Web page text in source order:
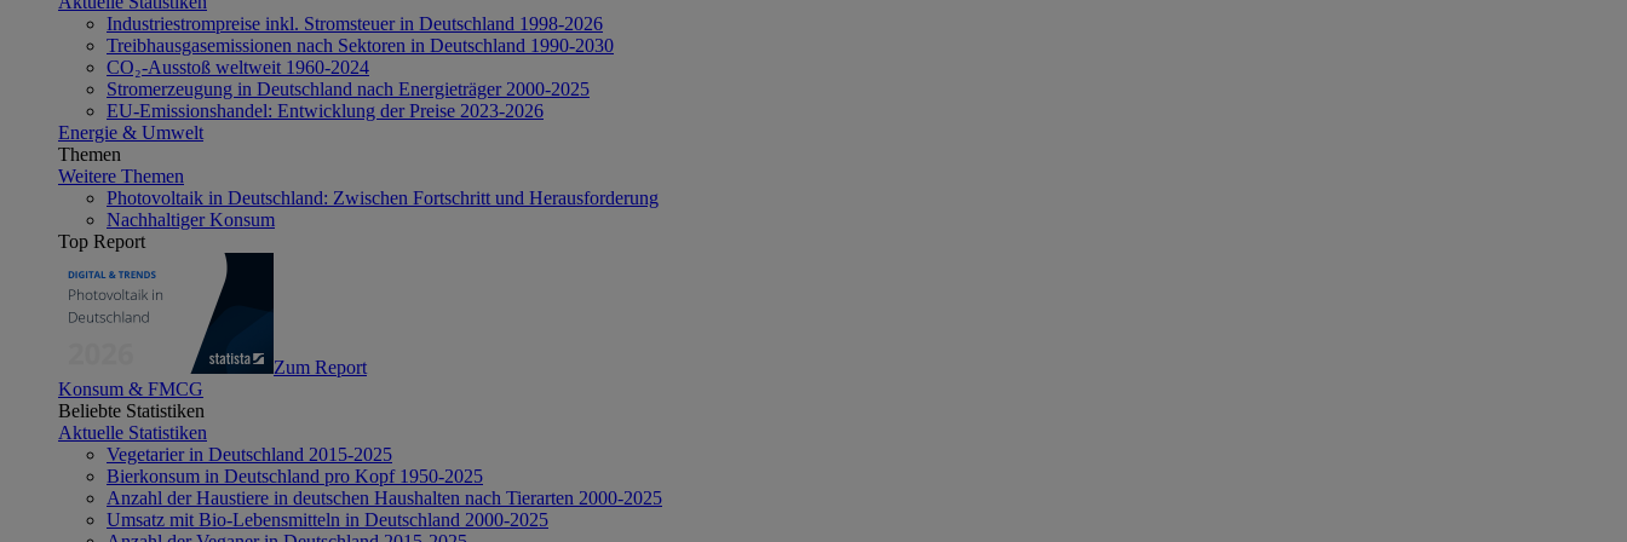
Industriestrompreise inkl. Stromsteuer in Deutschland 1998-2026
Treibhausgasemissionen nach Sektoren in Deutschland 1990-2030
CO₂-Ausstoß weltweit 1960-2024
Stromerzeugung in Deutschland nach Energieträger 2000-2025
EU-Emissionshandel: Entwicklung der Preise 2023-2026
Energie & Umwelt
Themen
Weitere Themen
Photovoltaik in Deutschland: Zwischen Fortschritt und Herausforderung
Nachhaltiger Konsum
Top Report
Zum Report
Konsum & FMCG
Beliebte Statistiken
Aktuelle Statistiken
Vegetarier in Deutschland 2015-2025
Bierkonsum in Deutschland pro Kopf 1950-2025
Anzahl der Haustiere in deutschen Haushalten nach Tierarten 2000-2025
Umsatz mit Bio-Lebensmitteln in Deutschland 2000-2025